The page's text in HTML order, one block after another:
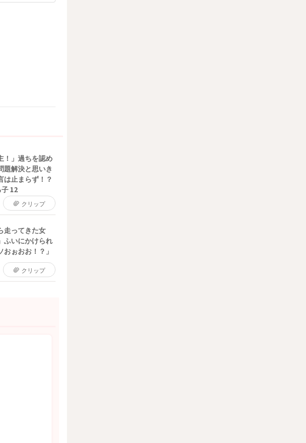
！」過ちを認め
解決と思いき
は止まらず！？
12
クリップ
走ってきた女
いにかけられ
ぉおお！？」
クリップ